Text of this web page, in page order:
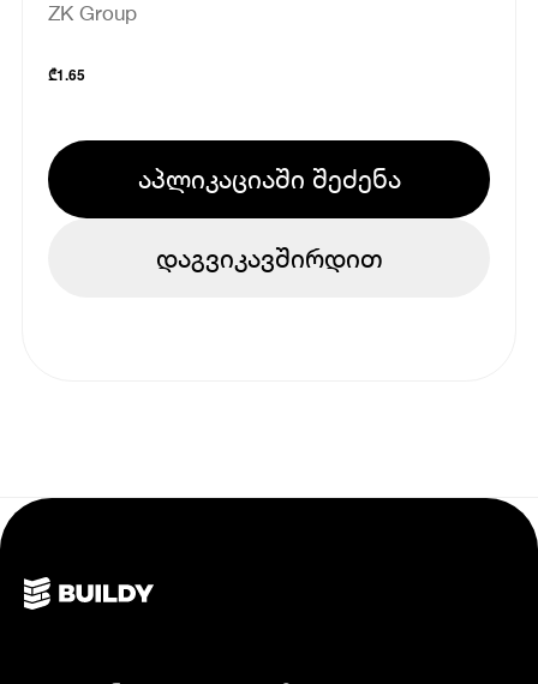
ZK Group
₾1.65
აპლიკაციაში შეძენა
დაგვიკავშირდით